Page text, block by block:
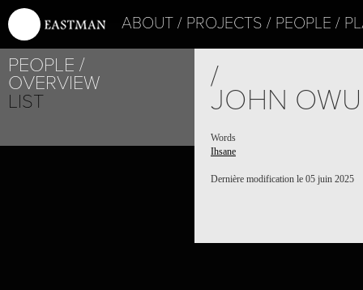
ABOUT PROJECTS PEOPLE
PEOPLE
OVERVIEW
LIST
/
JOHN
Words
Ihsane
Dernière modification le 05 juin 2025